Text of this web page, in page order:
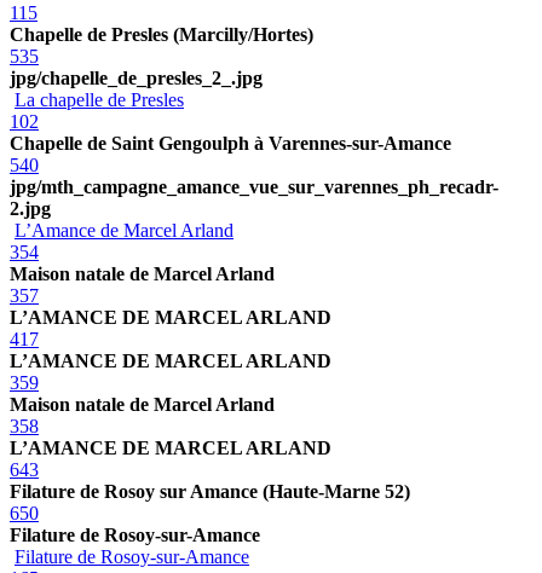
115
Chapelle de Presles (Marcilly/Hortes)
535
jpg/chapelle_de_presles_2_.jpg
La chapelle de Presles
102
Chapelle de Saint Gengoulph à Varennes-sur-Amance
540
jpg/mth_campagne_amance_vue_sur_varennes_ph_recadr-
2.jpg
L’Amance de Marcel Arland
354
Maison natale de Marcel Arland
357
L’AMANCE DE MARCEL ARLAND
417
L’AMANCE DE MARCEL ARLAND
359
Maison natale de Marcel Arland
358
L’AMANCE DE MARCEL ARLAND
643
Filature de Rosoy sur Amance (Haute-Marne 52)
650
Filature de Rosoy-sur-Amance
Filature de Rosoy-sur-Amance